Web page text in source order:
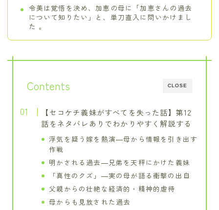
令美は覚悟を決め、加恵の母に「加恵さんの過去
について知りたい」と、単刀直入に問いかけまし
た 。
CLOSE
Contents
【セコケチ義妹がすべてを失った話】第12
話をネタバレありでわかりやすく解説する
浮気を疑う嫁を熱演―母から情報を引き出す
作戦
明かされる過去―兄弟を天秤にかけた義妹
「真性のクズ」―実の母が語る衝撃の出自
父親からの壮絶な経済的・精神的虐待
母からも見放された過去